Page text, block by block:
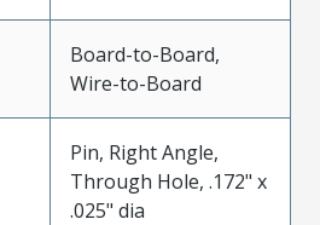
Board-to-Board,
Wire-to-Board
Pin, Right Angle,
Through Hole, .172" x
.025" dia